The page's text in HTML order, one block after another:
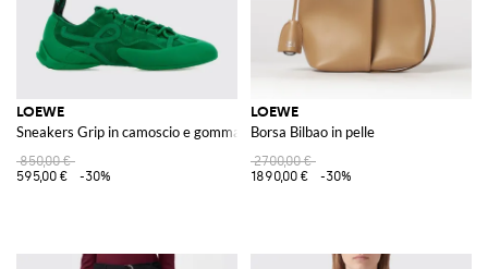
LOEWE
Sneakers Grip in camoscio e gomma
850,00 €
595,00 €
-30%
LOEWE
Borsa Bilbao in pelle
2700,00 €
1890,00 €
-30%